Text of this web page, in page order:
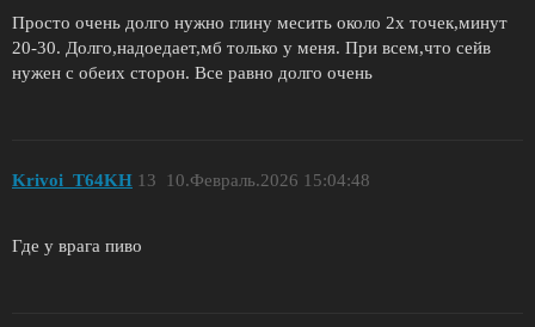
Просто очень долго нужно глину месить около 2х точек,минут
20-30. Долго,надоедает,мб только у меня. При всем,что сейв
нужен с обеих сторон. Все равно долго очень
Krivoi_T64KH 10.Февраль.2026 15:04:48
13
Где у врага пиво